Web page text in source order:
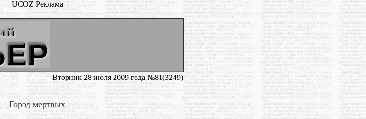
UCOZ Реклама
Вторник 28 июля 2009 года №81(3249)
Город мертвых